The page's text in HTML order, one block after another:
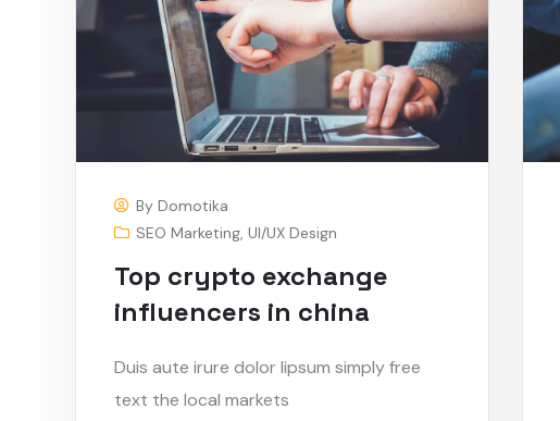
By Domotika
SEO Marketing, UI/UX Design
Top crypto exchange
influencers in china
Duis aute irure dolor lipsum simply free
text the local markets